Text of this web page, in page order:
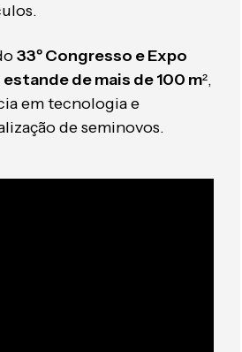
33º Congresso e Expo
estande de mais de 100 m²,
em tecnologia e
de seminovos.